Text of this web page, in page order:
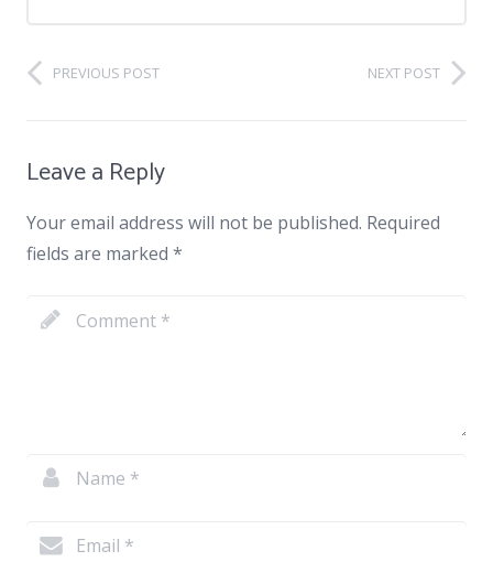
PREVIOUS POST NEXT POST
Leave a Reply
Your email address will not be published. Required
fields are marked *